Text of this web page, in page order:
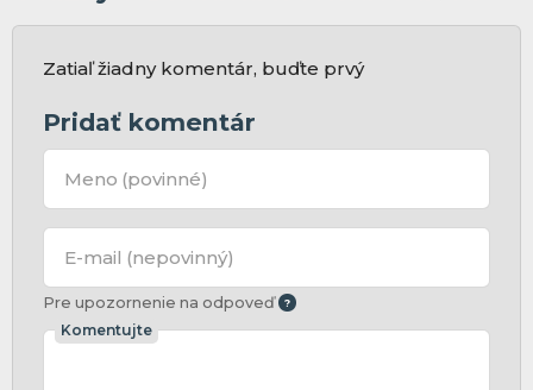
Zatiaľ žiadny komentár, buďte prvý
Pridať komentár
Meno (povinné)
E-mail (nepovinný)
Pre upozornenie na odpoveď
Komentujte